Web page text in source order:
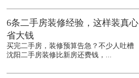
6条二手房装修经验，这样装真心
省大钱
买完二手房，装修预算告急？不少人吐槽
沈阳二手房装修比新房还费钱，...